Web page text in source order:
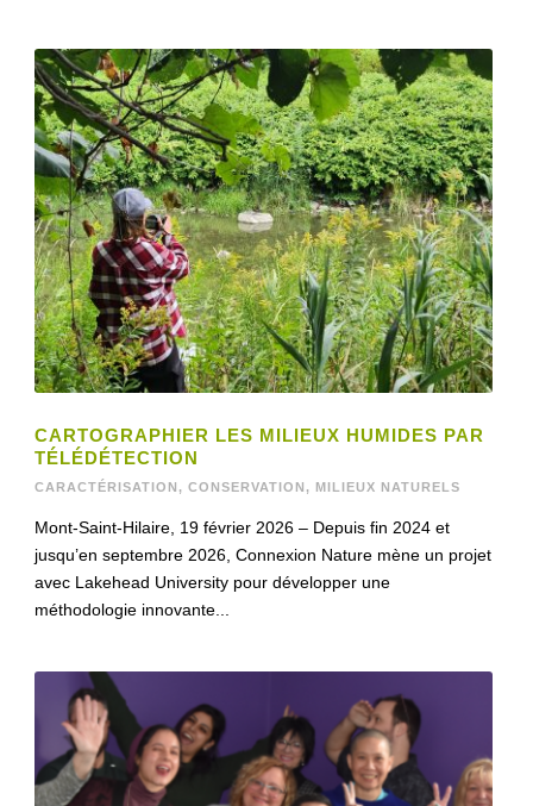
CARTOGRAPHIER LES MILIEUX HUMIDES PAR
TÉLÉDÉTECTION
CARACTÉRISATION , CONSERVATION , MILIEUX NATURELS
Mont-Saint-Hilaire, 19 février 2026 – Depuis fin 2024 et
jusqu’en septembre 2026, Connexion Nature mène un projet
avec Lakehead University pour développer une
méthodologie innovante...